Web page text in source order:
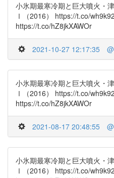
小氷期最寒冷期と巨大噴火・
Ⅰ（2016） https://t.co/
https://t.co/hZ8jkXAWOr
2021-10-27 12:17:35
小氷期最寒冷期と巨大噴火・
Ⅰ（2016） https://t.co/
https://t.co/hZ8jkXAWOr
2021-08-17 20:48:55
小氷期最寒冷期と巨大噴火・
Ⅰ（2016） https://t.co/